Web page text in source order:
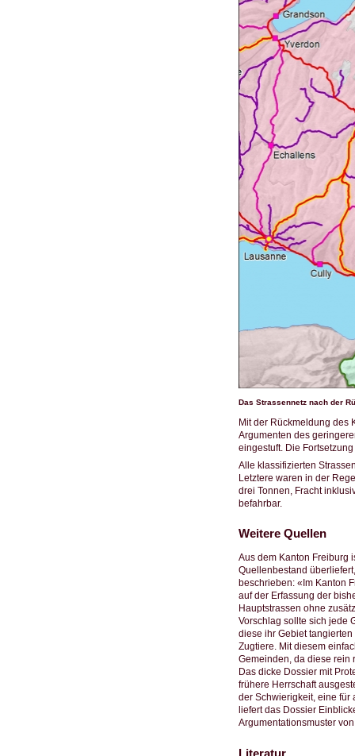
Das Strassennetz nach der
Mit der Rückmeldung des
Argumenten des
eingestuft. Die
Alle klassifizierten
Letztere waren in der
drei Tonnen, Fracht
befahrbar.
Weitere Quellen
Aus dem Kanton Freiburg
Quellenbestand
beschrieben: «Im Kanton
auf der Erfassung der
Hauptstrassen ohne
Vorschlag sollte sich jede
diese ihr Gebiet
Zugtiere. Mit diesem
Gemeinden, da diese rein
Das dicke Dossier mit
frühere Herrschaft
der Schwierigkeit, eine für
liefert das Dossier
Argumentationsmuster
Literatur